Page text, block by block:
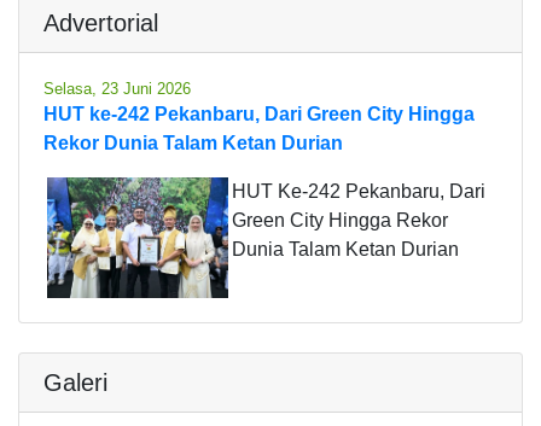
Advertorial
Selasa, 23 Juni 2026
HUT ke-242 Pekanbaru, Dari Green City Hingga
Rekor Dunia Talam Ketan Durian
HUT Ke-242 Pekanbaru, Dari
Green City Hingga Rekor
Dunia Talam Ketan Durian
Galeri